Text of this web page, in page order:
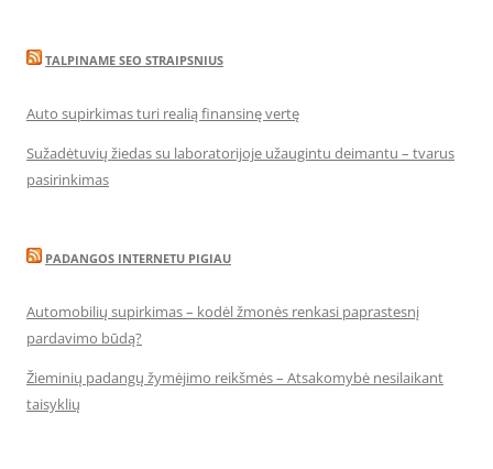
TALPINAME SEO STRAIPSNIUS
Auto supirkimas turi realią finansinę vertę
Sužadėtuvių žiedas su laboratorijoje užaugintu deimantu – tvarus
pasirinkimas
PADANGOS INTERNETU PIGIAU
Automobilių supirkimas – kodėl žmonės renkasi paprastesnį
pardavimo būdą?
Žieminių padangų žymėjimo reikšmės – Atsakomybė nesilaikant
taisyklių